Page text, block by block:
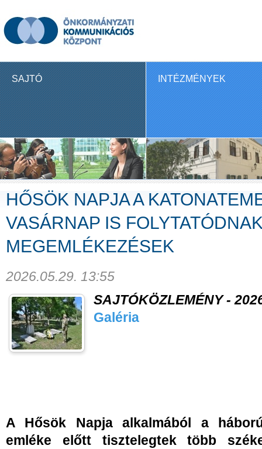
SAJTÓ INTÉZMÉNYEK
HŐSÖK NAPJA A
VASÁRNAP IS
MEGEMLÉKEZÉSEK
2026.05.29. 13:55
SAJTÓKÖZLEMÉNY -
Galéria
A Hősök Napja alkalmából a
emléke előtt tisztelegtek több